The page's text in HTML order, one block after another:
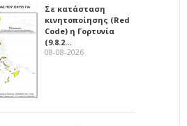
Σε κατάσταση
κινητοποίησης (Red
Code) η Γορτυνία
(9.8.2…
08-08-2026